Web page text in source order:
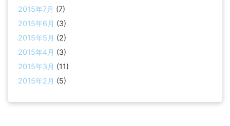
2015年7月 (7)
2015年6月 (3)
2015年5月 (2)
2015年4月 (3)
2015年3月 (11)
2015年2月 (5)